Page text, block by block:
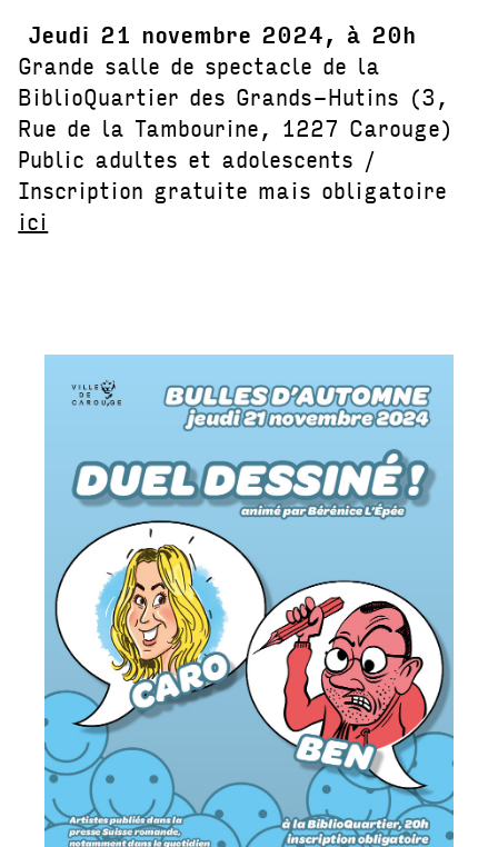
Jeudi 21 novembre 2024, à 20h
Grande salle de spectacle de la
BiblioQuartier des Grands-Hutins (3,
Rue de la Tambourine, 1227 Carouge)
Public adultes et adolescents /
Inscription gratuite mais obligatoire
ici